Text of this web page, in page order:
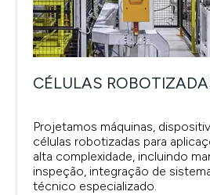
CÉLULAS
Projetamos máquinas,
células robotizadas para
alta complexidade, incluindo
inspeção, integração de
técnico especializado.